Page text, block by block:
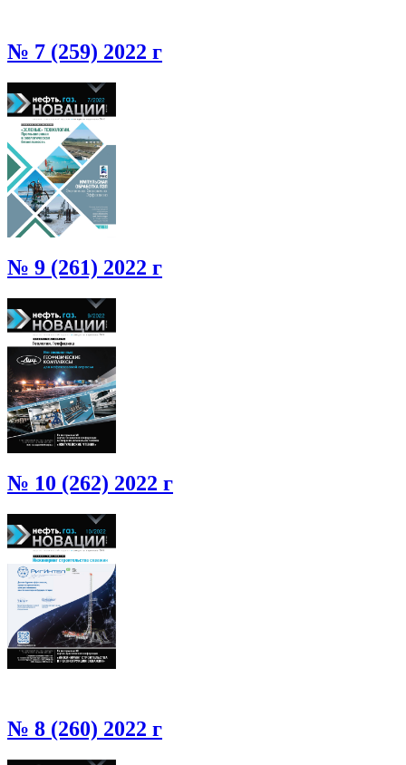
№ 7 (259) 2022 г
№ 9 (261) 2022 г
№ 10 (262) 2022 г
№ 8 (260) 2022 г